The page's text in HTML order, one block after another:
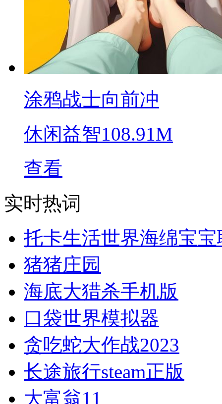
涂鸦战士向前冲
休闲益智108.91M
查看
实时热词
托卡生活世界海绵宝
猪猪庄园
海底大猎杀手机版
口袋世界模拟器
贪吃蛇大作战2023
长途旅行steam正版
大富翁11